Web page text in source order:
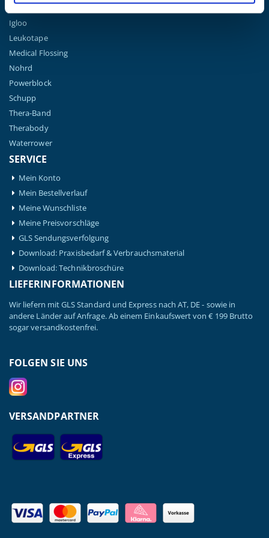
Hansaplast
Igloo
Leukotape
Medical Flossing
Nohrd
Powerblock
Schupp
Thera-Band
Therabody
Waterrower
SERVICE
Mein Konto
Mein Bestellverlauf
Meine Wunschliste
Meine Preisvorschläge
GLS Sendungsverfolgung
Download: Praxisbedarf & Verbrauchsmaterial
Download: Technikbroschüre
LIEFERINFORMATIONEN
Wir liefern mit GLS Standard und Express nach AT, DE - sowie in
andere Länder auf Anfrage. Ab einem Einkaufswert von € 199 Brutto
sogar versandkostenfrei.
FOLGEN SIE UNS
VERSANDPARTNER